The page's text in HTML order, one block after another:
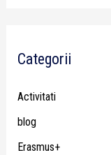
Categorii
Activitati
blog
Erasmus+